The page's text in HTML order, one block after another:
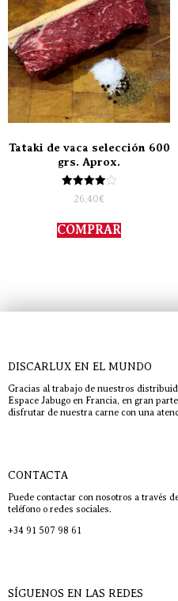
Tataki de vaca selección 600
grs. Aprox.
Valorado
con
de 5
26,40€
COMPRAR
DISCARLUX EN EL MUNDO
Gracias al trabajo de nuestros
Espace Jabugo en Francia, en gran
disfrutar de nuestra carne con una
CONTACTA
Puede contactar con nosotros a través
teléfono o redes sociales.
+34 91 507 98 61
SÍGUENOS EN LAS REDES